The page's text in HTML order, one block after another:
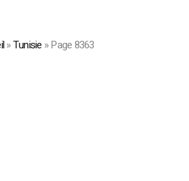
»Tunisie »Page 8363